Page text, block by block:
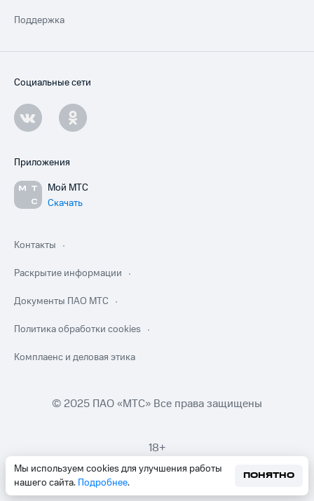
Мы используем cookies для улучшения работы
нашего сайта. Подробнее.
ПОНЯТНО
Поддержка
Социальные сети
Приложения
Мой МТС
Скачать
Контакты
Раскрытие информации
Документы ПАО МТС
Политика обработки cookies
Комплаенс и деловая этика
© 2025 ПАО «МТС» Все права защищены
18+